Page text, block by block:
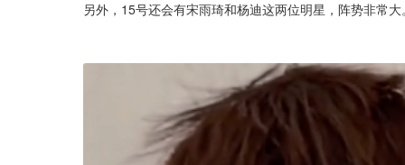
另外，15号还会有宋雨琦和杨迪这两位明星，阵势非常大